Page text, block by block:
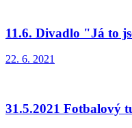
11.6. Divadlo "Já to
22. 6. 2021
31.5.2021 Fotbalový